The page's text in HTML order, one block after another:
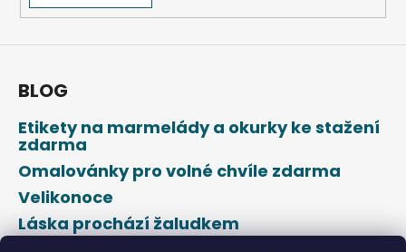
n
a
í
?
HLEDAT
BLOG
Etikety na marmelády a okurky ke stažení
zdarma
Omalovánky pro volné chvíle zdarma
Velikonoce
Láska prochází žaludkem